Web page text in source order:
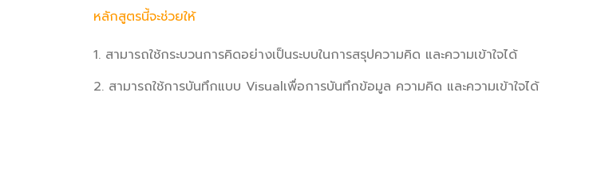
หลักสูตรนี้จะช่วยให้
1. สามารถใช้กระบวนการคิดอย่างเป็นระบบในการสรุปความคิด และความเข้าใจได้
2. สามารถใช้การบันทึกแบบ Visualเพื่อการบันทึกข้อมูล ความคิด และความเข้าใจได้